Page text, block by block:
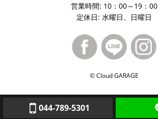
営業時間: 10：00～19：00
定休日: 水曜日、日曜日
© Cloud GARAGE
044-789-5301